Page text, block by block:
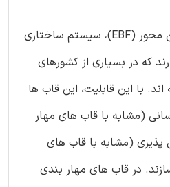
قاب های مهار شده ی برون محور (EBF)، سیستم ساختاری
که در بسیاری از کشورهای
با این قابلیت، این قاب ها
(مشابه با قاب های مهار
(مشابه با قاب های
در قاب های مهار بندی